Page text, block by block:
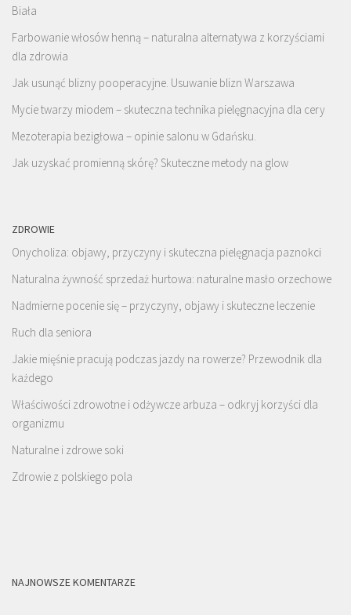
Biała
Farbowanie włosów henną – naturalna alternatywa z korzyściami
dla zdrowia
Jak usunąć blizny pooperacyjne. Usuwanie blizn Warszawa
Mycie twarzy miodem – skuteczna technika pielęgnacyjna dla cery
Mezoterapia bezigłowa – opinie salonu w Gdańsku.
Jak uzyskać promienną skórę? Skuteczne metody na glow
ZDROWIE
Onycholiza: objawy, przyczyny i skuteczna pielęgnacja paznokci
Naturalna żywność sprzedaż hurtowa: naturalne masło orzechowe
Nadmierne pocenie się – przyczyny, objawy i skuteczne leczenie
Ruch dla seniora
Jakie mięśnie pracują podczas jazdy na rowerze? Przewodnik dla
każdego
Właściwości zdrowotne i odżywcze arbuza – odkryj korzyści dla
organizmu
Naturalne i zdrowe soki
Zdrowie z polskiego pola
NAJNOWSZE KOMENTARZE